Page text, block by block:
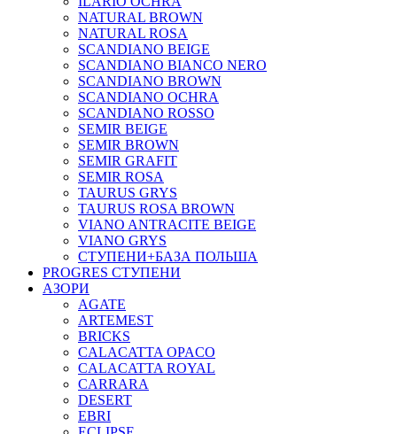
NATURAL BROWN
NATURAL ROSA
SCANDIANO BEIGE
SCANDIANO BIANCO NERO
SCANDIANO BROWN
SCANDIANO OCHRA
SCANDIANO ROSSO
SEMIR BEIGE
SEMIR BROWN
SEMIR GRAFIT
SEMIR ROSA
TAURUS GRYS
TAURUS ROSA BROWN
VIANO ANTRACITE BEIGE
VIANO GRYS
СТУПЕНИ+БАЗА ПОЛЬША
PROGRES СТУПЕНИ
АЗОРИ
AGATE
ARTEMEST
BRICKS
CALACATTA OPACO
CALACATTA ROYAL
CARRARA
DESERT
EBRI